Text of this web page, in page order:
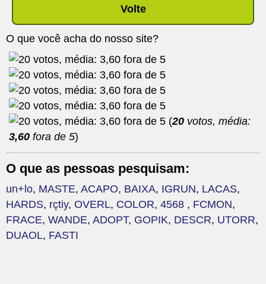
Volte
O que você acha do nosso site?
(20 votos, média:
3,60 fora de 5)
O que as pessoas pesquisam:
un+lo, MASTE, ACAPO, BAIXA, IGRUN, LACAS,
HARDS, rçtiy, OVERL, COLOR, 4568 , FCMON,
FRACE, WANDE, ADOPT, GOPIK, DESCR, UTORR,
DUAOL, FASTI